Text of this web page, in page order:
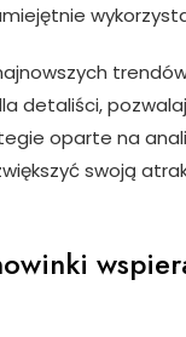
detaliści,
oparte na
swoją